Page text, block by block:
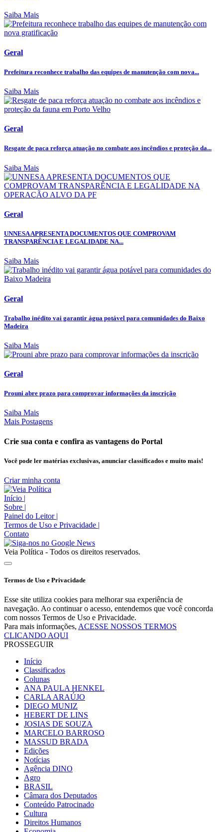
Saiba Mais
Geral
Prefeitura reconhece trabalho das equipes de manutenção com nova...
Saiba Mais
Geral
Resgate de paca reforça atuação no combate aos incêndios e proteção da...
Saiba Mais
Geral
UNNESA APRESENTA DOCUMENTOS QUE COMPROVAM
TRANSPARÊNCIA E LEGALIDADE NA...
Saiba Mais
Geral
Trabalho inédito vai garantir água potável para comunidades do Baixo
Madeira
Saiba Mais
Geral
Prouni abre prazo para comprovar informações da inscrição
Saiba Mais
Mais Postagens
Crie sua conta e confira as vantagens do Portal
Você pode ler matérias exclusivas, anunciar classificados e muito mais!
Criar minha conta
Início |
Sobre |
Painel do Leitor |
Termos de Uso e Privacidade |
Contato
Veia Política - Todos os direitos reservados.
Termos de Uso e Privacidade
Esse site utiliza cookies para melhorar sua experiência de
navegação. Ao continuar o acesso, entendemos que você concorda
com nossos Termos de Uso e Privacidade.
Para mais informações, ACESSE NOSSOS TERMOS
CLICANDO AQUI
PROSSEGUIR
Início
Classificados
Colunas
ANA PAULA HENKEL
CARLA ARAÚJO
DIEGO MUNIZ
HEBERT DE LINS
JOSIAS DE SOUZA
MARCELO BARROSO
MASSUD BRADA
Edições
Notícias
Agência DINO
Agro
BRASIL
Câmara dos Deputados
Conteúdo Patrocinado
Cultura
Direitos Humanos